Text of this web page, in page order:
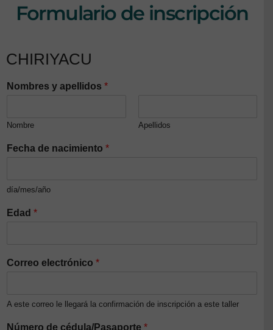
Formulario de inscripción
CHIRIYACU
Nombres y apellidos *
Nombre Apellidos
Fecha de nacimiento *
día/mes/año
Edad *
Correo electrónico *
A este correo le llegará la confirmación de inscripción a este taller
Número de cédula/Pasaporte *